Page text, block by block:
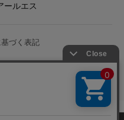
ールエス
づく表記
All Rights Reserved.